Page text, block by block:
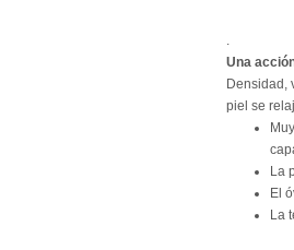
.
Una
Densidad,
piel se
La
El
La